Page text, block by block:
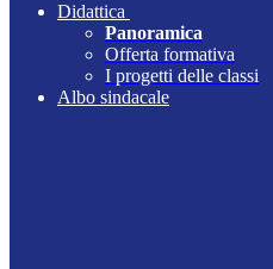
Didattica
Panoramica
Offerta formativa
I progetti delle classi
Albo sindacale